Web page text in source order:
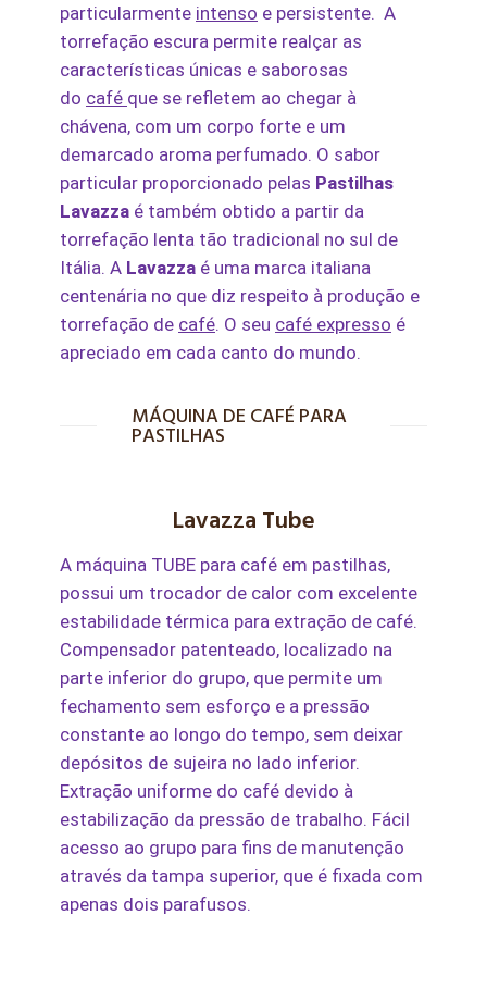
particularmente intenso e persistente. A
torrefação escura permite realçar as
características únicas e saborosas
do café que se refletem ao chegar à
chávena, com um corpo forte e um
demarcado aroma perfumado. O sabor
particular proporcionado pelas Pastilhas
Lavazza é também obtido a partir da
torrefação lenta tão tradicional no sul de
Itália. A Lavazza é uma marca italiana
centenária no que diz respeito à produção e
torrefação de café. O seu café expresso é
apreciado em cada canto do mundo.
MÁQUINA DE CAFÉ PARA
PASTILHAS
Lavazza Tube
A máquina TUBE para café em pastilhas,
possui um trocador de calor com excelente
estabilidade térmica para extração de café.
Compensador patenteado, localizado na
parte inferior do grupo, que permite um
fechamento sem esforço e a pressão
constante ao longo do tempo, sem deixar
depósitos de sujeira no lado inferior.
Extração uniforme do café devido à
estabilização da pressão de trabalho. Fácil
acesso ao grupo para fins de manutenção
através da tampa superior, que é fixada com
apenas dois parafusos.